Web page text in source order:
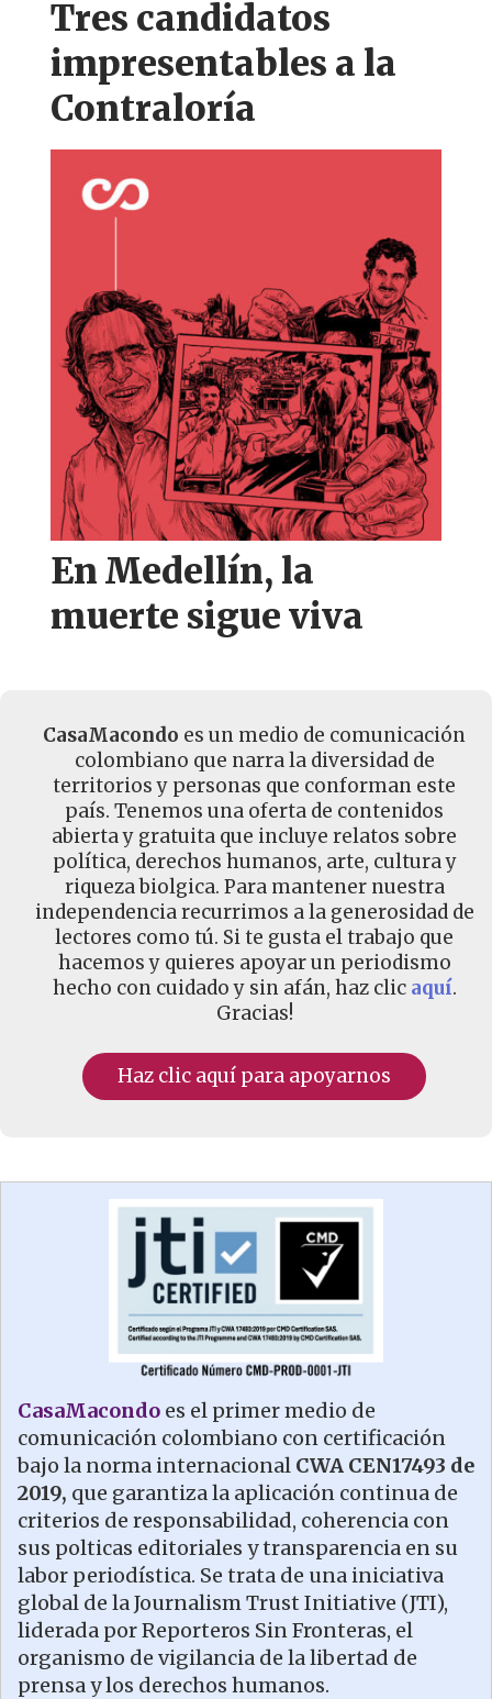
Tres candidatos
impresentables a la
Contraloría
En Medellín, la
muerte sigue viva
CasaMacondo es un medio de comunicación
colombiano que narra la diversidad de
territorios y personas que conforman este
país. Tenemos una oferta de contenidos
abierta y gratuita que incluye relatos sobre
política, derechos humanos, arte, cultura y
riqueza biolgica. Para mantener nuestra
independencia recurrimos a la generosidad de
lectores como tú. Si te gusta el trabajo que
hacemos y quieres apoyar un periodismo
hecho con cuidado y sin afán, haz clic aquí.
Gracias!
Haz clic aquí para apoyarnos
CasaMacondo es el primer medio de
comunicación colombiano con certificación
bajo la norma internacional CWA CEN17493 de
2019, que garantiza la aplicación continua de
criterios de responsabilidad, coherencia con
sus polticas editoriales y transparencia en su
labor periodística. Se trata de una iniciativa
global de la Journalism Trust Initiative (JTI),
liderada por Reporteros Sin Fronteras, el
organismo de vigilancia de la libertad de
prensa y los derechos humanos.